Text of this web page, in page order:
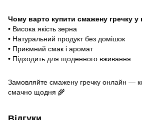
Чому варто купити смажену гречку у
• Висока якість зерна
• Натуральний продукт без домішок
• Приємний смак і аромат
• Підходить для щоденного вживання
Замовляйте смажену гречку онлайн —
смачно щодня 🌾